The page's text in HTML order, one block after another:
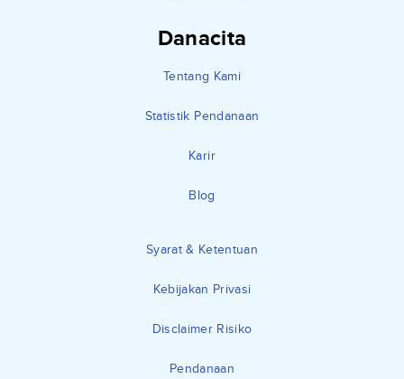
Danacita
Tentang Kami
Statistik Pendanaan
Karir
Blog
Syarat & Ketentuan
Kebijakan Privasi
Disclaimer Risiko
Pendanaan